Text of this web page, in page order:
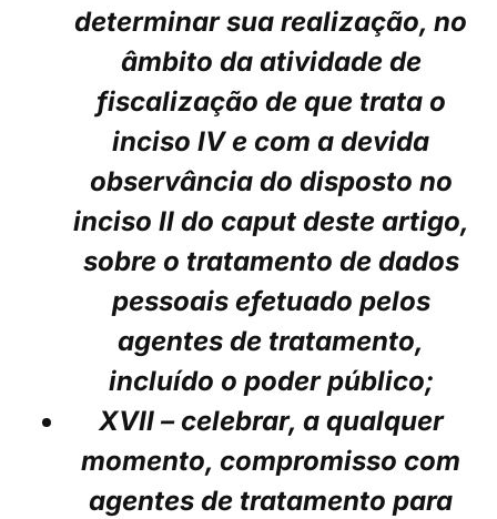
determinar sua realização, no
âmbito da atividade de
fiscalização de que trata o
inciso IV e com a devida
observância do disposto no
inciso II do caput deste artigo,
sobre o tratamento de dados
pessoais efetuado pelos
agentes de tratamento,
incluído o poder público;
XVII – celebrar, a qualquer
momento, compromisso com
agentes de tratamento para